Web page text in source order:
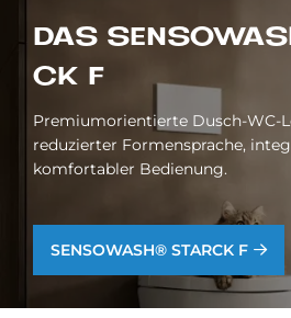
DAS
CK F
Premiumorientierte Dusch-WC-
reduzierter Formensprache,
komfortabler Bedienung.
SENSOWASH® STARCK F